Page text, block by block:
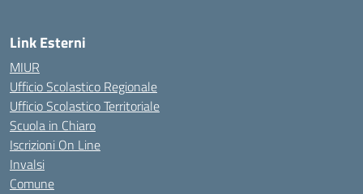
Link Esterni
MIUR
Ufficio Scolastico Regionale
Ufficio Scolastico Territoriale
Scuola in Chiaro
Iscrizioni On Line
Invalsi
Comune